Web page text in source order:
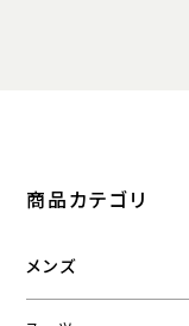
商品カテゴリ
メンズ